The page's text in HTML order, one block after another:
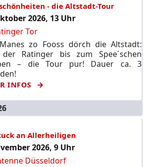
- die Altstadt-Tour
2026, 13 Uhr
Tor
zo Fooss dörch die Altstadt:
Ratinger bis zum Spee´schen
– die Tour pur! Dauer ca. 3
INFOS
an Allerheiligen
2026, 9 Uhr
Düsseldorf